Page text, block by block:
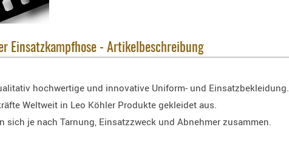
Einsatzkampfhose - Artikelbeschreibung
hochwertige und innovative Uniform- und Einsatzbekleidung.
Weltweit in Leo Köhler Produkte gekleidet aus.
sich je nach Tarnung, Einsatzzweck und Abnehmer zusammen.